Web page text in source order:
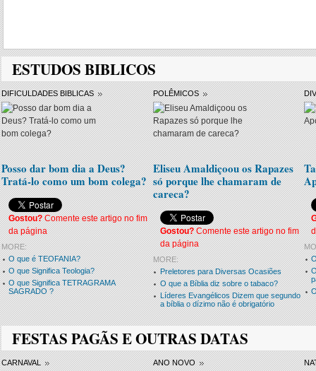
ESTUDOS BIBLICOS
DIFICULDADES BIBLICAS
Posso dar bom dia a Deus?
Tratá-lo como um bom colega?
Gostou?Comente este artigo no fim
da página
MORE:
O que é TEOFANIA?
O que Significa Teologia?
O que Significa TETRAGRAMA
SAGRADO ?
POLÊMICOS
Eliseu Amaldiçoou os Rapazes
só porque lhe chamaram de
careca?
Gostou?Comente este artigo no fim
da página
MORE:
Preletores para Diversas Ocasiões
O que a Bíblia diz sobre o tabaco?
Líderes Evangélicos Dizem que segundo
a bíblia o dízimo não é obrigatório
FESTAS PAGÃS E OUTRAS DATAS
CARNAVAL ANO NOVO